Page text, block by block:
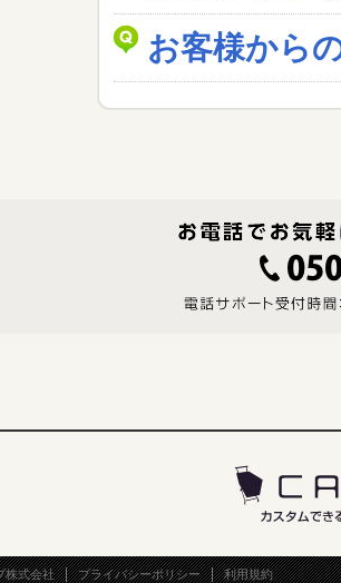
お客様から
株式会社 プライバシーポリシー 利用規約